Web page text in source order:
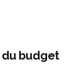
budget